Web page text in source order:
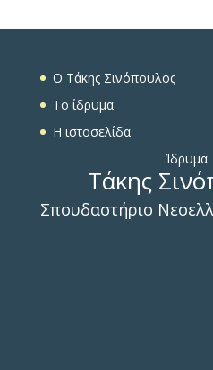
O Τάκης Σινόπουλος
To ίδρυμα
Η ιστοσελίδα
Ίδρυμα
Τάκης
Σπουδαστήριο